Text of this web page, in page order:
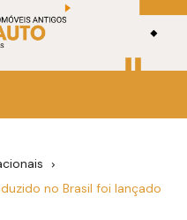
no Brasil foi lançado